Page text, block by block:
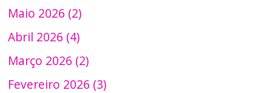
Maio 2026 (2)
Abril 2026 (4)
Março 2026 (2)
Fevereiro 2026 (3)